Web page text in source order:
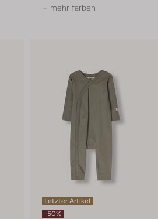
+ mehr farben
Letzter Artikel
-50%